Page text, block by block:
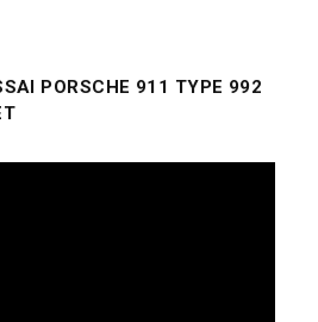
PORSCHE 911 TYPE 992